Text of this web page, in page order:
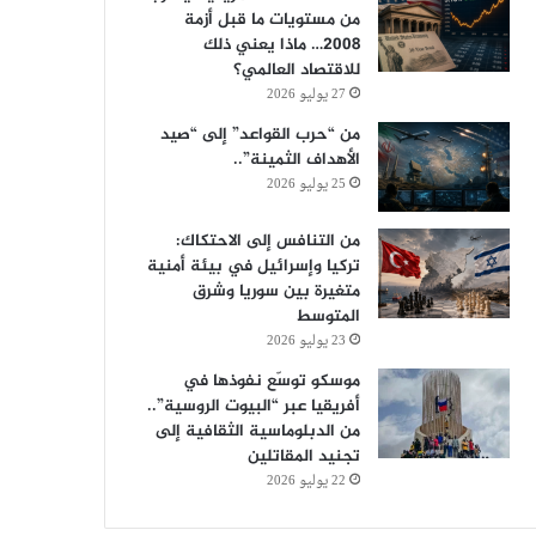
من مستويات ما قبل أزمة
2008… ماذا يعني ذلك
للاقتصاد العالمي؟
27 يوليو 2026
من “حرب القواعد” إلى “صيد
الأهداف الثمينة”..
25 يوليو 2026
من التنافس إلى الاحتكاك:
تركيا وإسرائيل في بيئة أمنية
متغيرة بين سوريا وشرق
المتوسط
23 يوليو 2026
موسكو توسّع نفوذها في
أفريقيا عبر “البيوت الروسية”..
من الدبلوماسية الثقافية إلى
تجنيد المقاتلين
22 يوليو 2026